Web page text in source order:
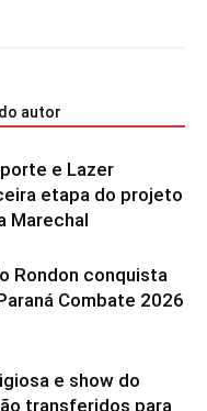
autor
e Lazer
etapa do projeto
Marechal
Rondon conquista
Combate 2026
e show do
transferidos para